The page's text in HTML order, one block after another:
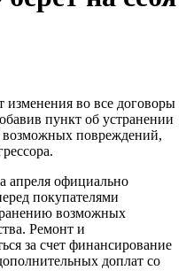
во все договоры
пункт об устранении
возможных повреждений,
апреля официально
покупателями
возможных
Ремонт и
за счет финансирование
доплат со